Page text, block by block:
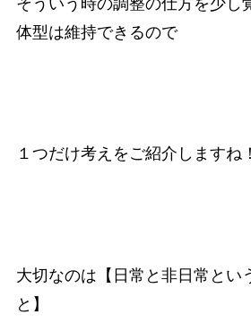
体型は維持できるので
１つだけ考えをご紹介しますね！
大切なのは【日常と非日常とい
と】